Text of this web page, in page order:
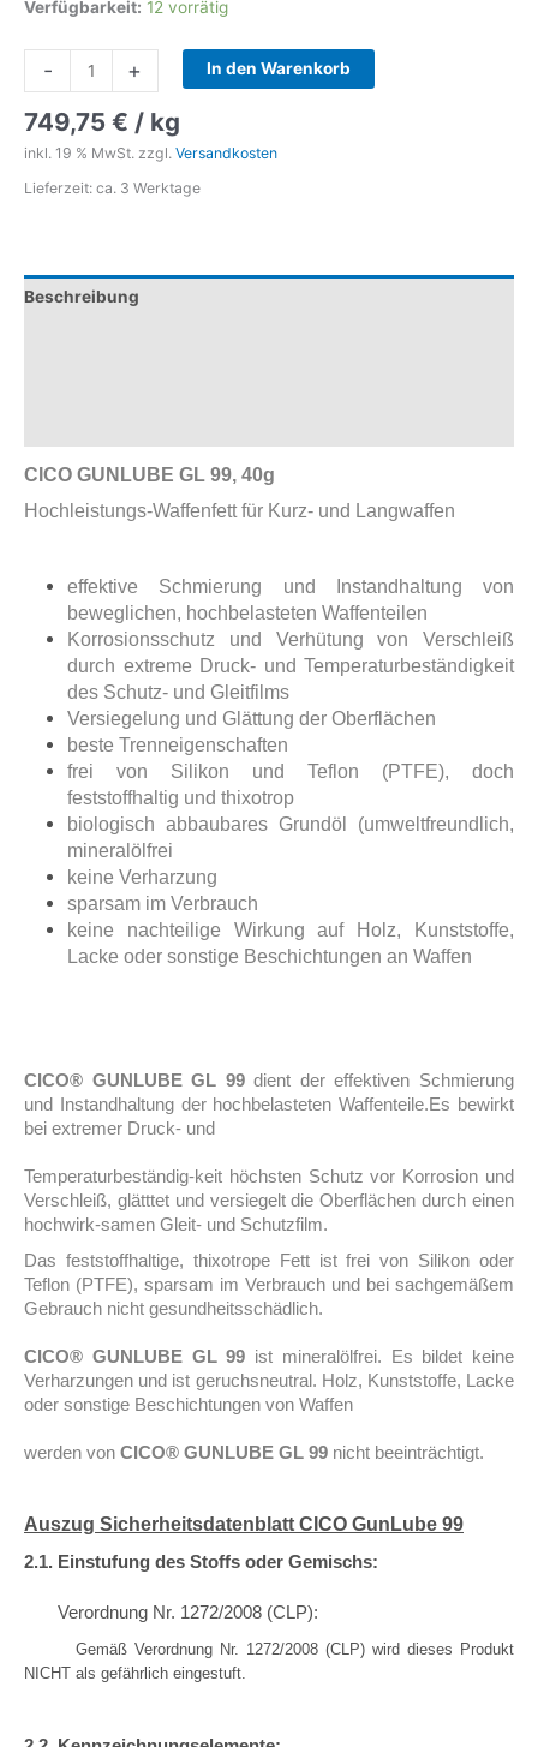
Verfügbarkeit: 12 vorrätig
-
Waffenfett
GL
Menge
+ In den Warenkorb
749,75 € / kg
inkl. 19 % MwSt. zzgl. Versandkosten
Lieferzeit: ca. 3 Werktage
Beschreibung
CICO GUNLUBE GL 99, 40g
Hochleistungs-Waffenfett für Kurz- und Langwaffen
effektive Schmierung und Instandhaltung von
beweglichen, hochbelasteten Waffenteilen
Korrosionsschutz und Verhütung von Verschleiß
durch extreme Druck- und Temperaturbeständigkeit
des Schutz- und Gleitfilms
Versiegelung und Glättung der Oberflächen
beste Trenneigenschaften
frei von Silikon und Teflon (PTFE), doch
feststoffhaltig und thixotrop
biologisch abbaubares Grundöl (umweltfreundlich,
mineralölfrei
keine Verharzung
sparsam im Verbrauch
keine nachteilige Wirkung auf Holz, Kunststoffe,
Lacke oder sonstige Beschichtungen an Waffen
CICO® GUNLUBE GL 99 dient der effektiven Schmierung
und Instandhaltung der hochbelasteten Waffenteile.Es bewirkt
bei extremer Druck- und
Temperaturbeständig-keit höchsten Schutz vor Korrosion und
Verschleiß, glätttet und versiegelt die Oberflächen durch einen
hochwirk-samen Gleit- und Schutzfilm.
Das feststoffhaltige, thixotrope Fett ist frei von Silikon oder
Teflon (PTFE), sparsam im Verbrauch und bei sachgemäßem
Gebrauch nicht gesundheitsschädlich.
CICO® GUNLUBE GL 99 ist mineralölfrei. Es bildet keine
Verharzungen und ist geruchsneutral. Holz, Kunststoffe, Lacke
oder sonstige Beschichtungen von Waffen
werden von CICO® GUNLUBE GL 99 nicht beeinträchtigt.
Auszug Sicherheitsdatenblatt CICO GunLube 99
2.1. Einstufung des Stoffs oder Gemischs:
Verordnung Nr. 1272/2008 (CLP):
Gemäß Verordnung Nr. 1272/2008 (CLP) wird dieses Produkt
NICHT als gefährlich eingestuft.